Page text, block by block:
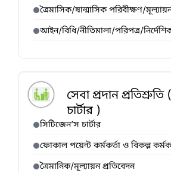
ত্রৈমাসিক/ষান্মাসিক পরিবীক্ষণ/
আইন/বিধি/নীতিমালা/পরিপত্র/
সেবা প্রদান
চার্টার )
সিটিজেন’স চার্টার
ফোকাল পয়েন্ট কর্মকর্তা ও বিকল্প
ত্রৈমানিক/মূল্যায়ন প্রতিবেদন